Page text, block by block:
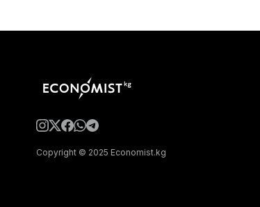
Copyright © 2025 Economist.kg